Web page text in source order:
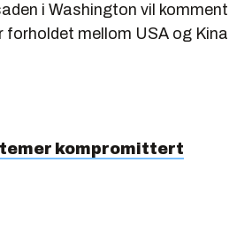
i Washington vil
mellom USA og
kompromittert